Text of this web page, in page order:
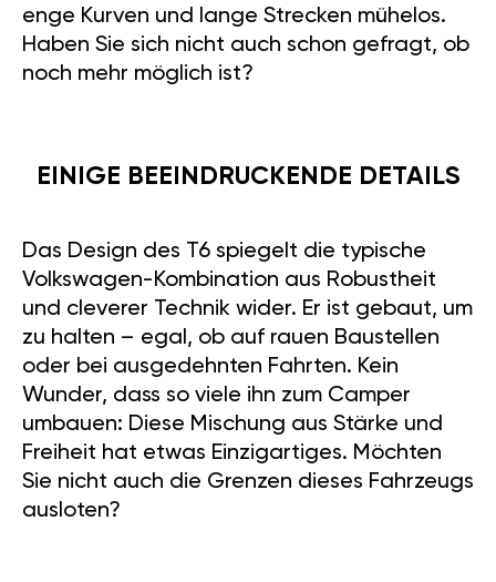
enge Kurven und lange Strecken mühelos.
Haben Sie sich nicht auch schon gefragt, ob
noch mehr möglich ist?
EINIGE BEEINDRUCKENDE DETAILS
Das Design des T6 spiegelt die typische
Volkswagen-Kombination aus Robustheit
und cleverer Technik wider. Er ist gebaut, um
zu halten – egal, ob auf rauen Baustellen
oder bei ausgedehnten Fahrten. Kein
Wunder, dass so viele ihn zum Camper
umbauen: Diese Mischung aus Stärke und
Freiheit hat etwas Einzigartiges. Möchten
Sie nicht auch die Grenzen dieses Fahrzeugs
ausloten?